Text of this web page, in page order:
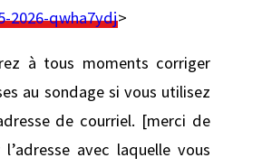
2026-qwha7ydj>
à tous moments corriger
au sondage si vous utilisez
de courriel. [merci de
avec laquelle vous